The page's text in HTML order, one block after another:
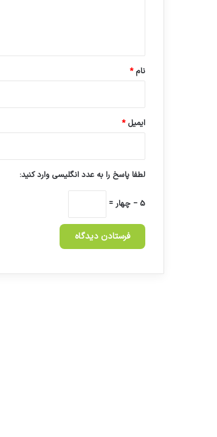
نام*
ایمیل*
لطفا پاسخ را به عدد انگلیسی وارد کنید:
5 − چهار =